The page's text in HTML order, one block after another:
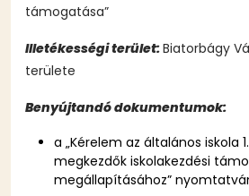
támogatása”
Illetékességi terület:Biatorbágy
területe
Benyújtandó dokumentumok:
a „Kérelem az általános iskola
megkezdők iskolakezdési
megállapításához”